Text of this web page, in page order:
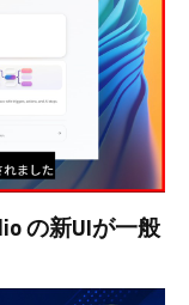
の新UIが一般